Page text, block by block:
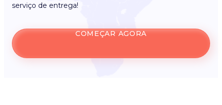
serviço de entrega!
COMEÇAR AGORA